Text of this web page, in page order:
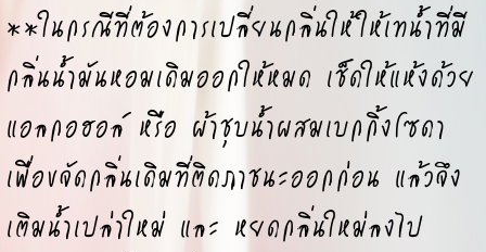
**ในกรณีที่ต้องการเปลี่ยนกลิ่นให้ให้เทน้ำที่มี
กลิ่นน้ำมันหอมเดิมออกให้หมด เช็ดให้แห้งด้วย
แอลกอฮอล์ หรือ ผ้าชุบน้ำผสมเบกกิ้งโซดา
เพื่อขจัดกลิ่นเดิมที่ติดภาชนะออกก่อน แล้วจึง
เติมน้ำเปล่าใหม่ และ หยดกลิ่นใหม่ลงไป